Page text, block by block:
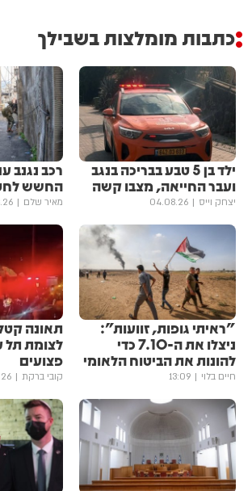
כתבות מומלצות בשבילך
ילד בן 5 טבע בבריכה בנגב
ועבר החייאה, מצבו קשה
יצחק וייס 04.08.26
רכב נגנב
החשש
מאיר שלם
"ראיתי גופות, זוועות":
ניצלו את ה-7.10 כדי
להונות את הביטוח הלאומי
חיים בלוי 13:09
תאונה
לצומת תל
פצועים
קובי ברקת